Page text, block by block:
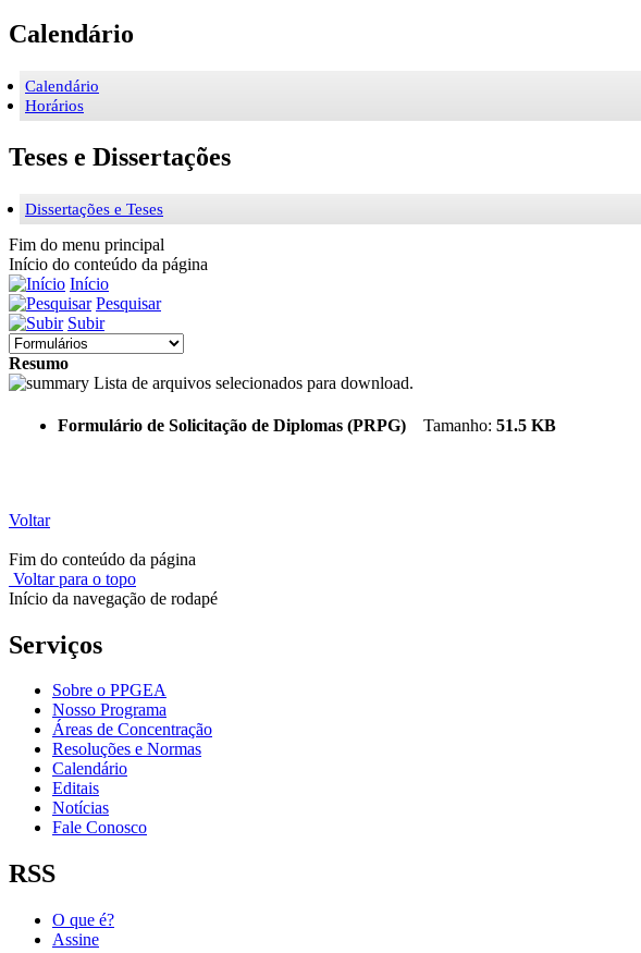
Calendário
Calendário
Horários
Teses e Dissertações
Dissertações e Teses
Fim do menu principal
Início do conteúdo da página
Início
Pesquisar
Subir
Resumo
Lista de arquivos selecionados para download.
Formulário de Solicitação de Diplomas (PRPG) Tamanho: 51.5 KB
Voltar
Fim do conteúdo da página
Voltar para o topo
Início da navegação de rodapé
Serviços
Sobre o PPGEA
Nosso Programa
Áreas de Concentração
Resoluções e Normas
Calendário
Editais
Notícias
Fale Conosco
RSS
O que é?
Assine